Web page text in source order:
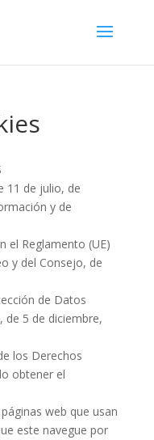
11 de julio, de
y de
el Reglamento (UE)
y del Consejo, de
de Datos
de 5 de diciembre,
los Derechos
obtener el
web que usan
este navegue por